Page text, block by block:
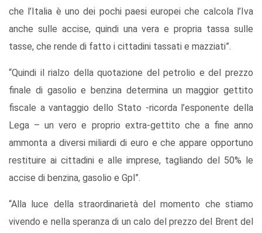
che l’Italia è uno dei pochi paesi europei che calcola l’Iva
anche sulle accise, quindi una vera e propria tassa sulle
tasse, che rende di fatto i cittadini tassati e mazziati”.
“Quindi il rialzo della quotazione del petrolio e del prezzo
finale di gasolio e benzina determina un maggior gettito
fiscale a vantaggio dello Stato -ricorda l’esponente della
Lega – un vero e proprio extra-gettito che a fine anno
ammonta a diversi miliardi di euro e che appare opportuno
restituire ai cittadini e alle imprese, tagliando del 50% le
accise di benzina, gasolio e Gpl”.
“Alla luce della straordinarietà del momento che stiamo
vivendo e nella speranza di un calo del prezzo del Brent del